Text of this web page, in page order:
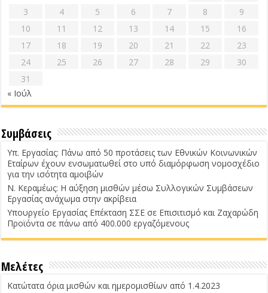
3
4 5 6 7 8
9
10
11 12 13 14 15
16
17
18 19 20 21 22
23
24
25 26 27 28 29
30
31
« Ιούλ
Συμβάσεις
Υπ. Εργασίας: Πάνω από 50 προτάσεις των Εθνικών Κοινωνικών
Εταίρων έχουν ενσωματωθεί στο υπό διαμόρφωση νομοσχέδιο
για την ισότητα αμοιβών
Ν. Κεραμέως: Η αύξηση μισθών μέσω Συλλογικών Συμβάσεων
Εργασίας ανάχωμα στην ακρίβεια
Υπουργείο Εργασίας Επέκταση ΣΣΕ σε Επισιτισμό και Ζαχαρώδη
Προϊόντα σε πάνω από 400.000 εργαζόμενους
Μελέτες
Κατώτατα όρια μισθών και ημερομισθίων από 1.4.2023